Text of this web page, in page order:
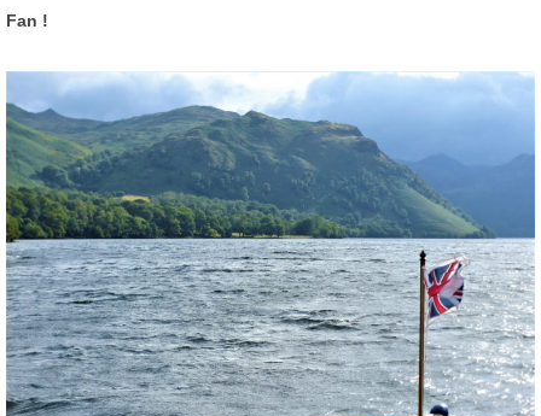
Fan !